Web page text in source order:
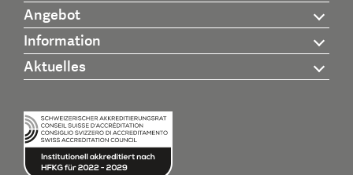
Angebot
Information
Aktuelles